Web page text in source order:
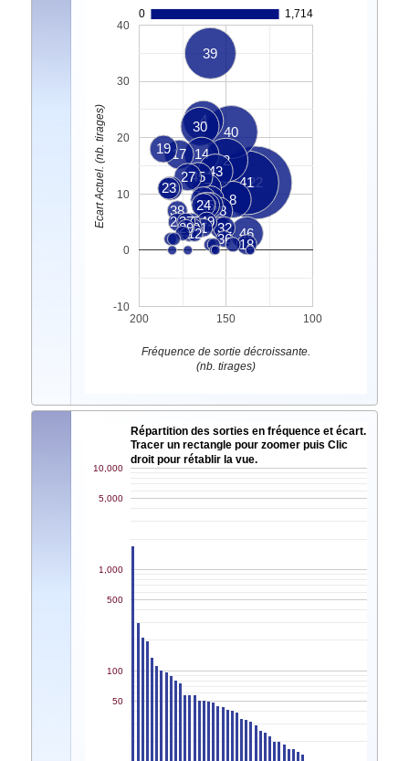
0
1,714
22
41
40
39
2
4
30
8
14
43
46
7
17
45
6
19
27
48
3
11
13
35
24
42
9
23
32
18
38
49
1
15
20
2637
5
12
29
36
200 150 100
-10
0
10
20
30
40
Fréquence de sortie décroissante.
(nb. tirages)
Ecart Actuel. (nb. tirages)
Répartition des sorties en fréquence et écart.
Tracer un rectangle pour zoomer puis Clic
droit pour rétablir la vue.
50
100
500
1,000
5,000
10,000